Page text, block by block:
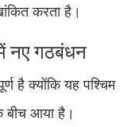
करता है।
नए गठबंधन
है क्योंकि यह पश्चिम
बीच आया है।